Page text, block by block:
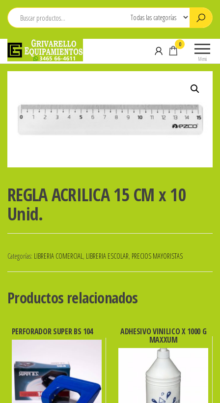
Saltar
Equipamientos
664611
Menú
0
REGLA ACRILICA 15 CM x 10
Unid.
Categorías: LIBRERIA COMERCIAL, LIBRERIA ESCOLAR, PRECIOS MAYORISTAS
Productos relacionados
PERFORADOR SUPER BS 104 ADHESIVO VINILICO X 1000 G
MAXXUM